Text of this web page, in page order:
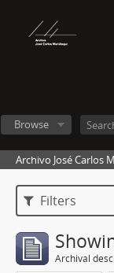
Browse
Archivo José Carlos
Filters
Archival